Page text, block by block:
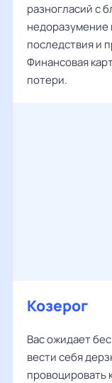
разногласий с
последствия и
Финансовая
потери.
Козерог
Вас ожидает
вести себя
провоцировать